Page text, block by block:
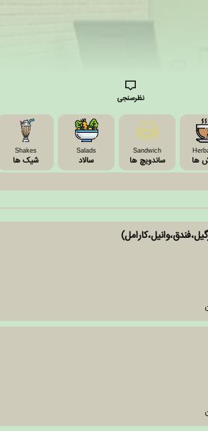
نظرسنجی
ها
Sandwich
ساندویچ ها
Salads
سالاد
Shakes
شیک ها